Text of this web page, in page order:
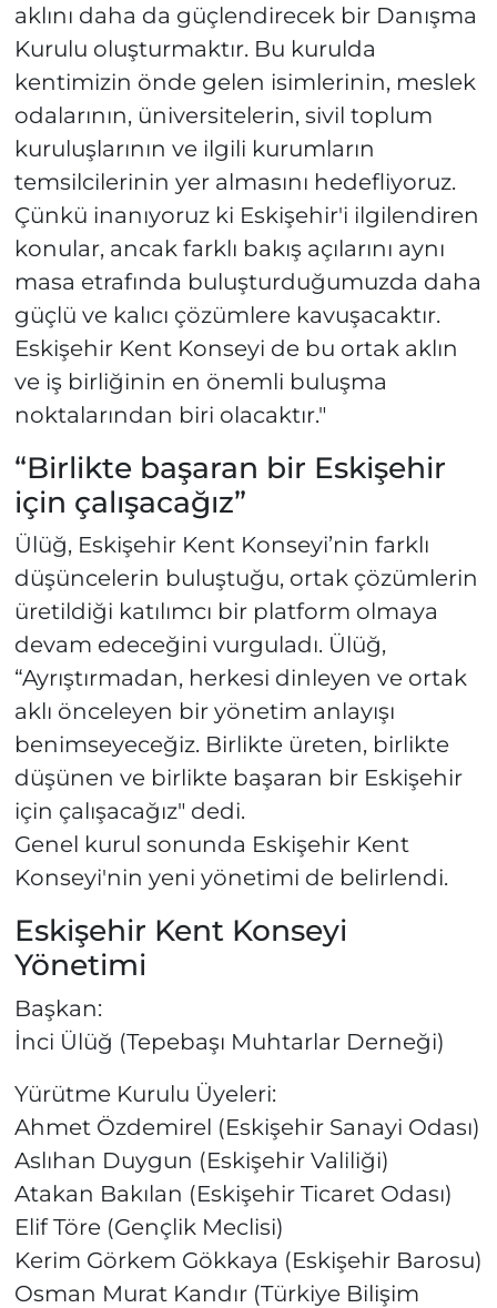
aklını daha da güçlendirecek bir Danışma
Kurulu oluşturmaktır. Bu kurulda
kentimizin önde gelen isimlerinin, meslek
odalarının, üniversitelerin, sivil toplum
kuruluşlarının ve ilgili kurumların
temsilcilerinin yer almasını hedefliyoruz.
Çünkü inanıyoruz ki Eskişehir'i ilgilendiren
konular, ancak farklı bakış açılarını aynı
masa etrafında buluşturduğumuzda daha
güçlü ve kalıcı çözümlere kavuşacaktır.
Eskişehir Kent Konseyi de bu ortak aklın
ve iş birliğinin en önemli buluşma
noktalarından biri olacaktır."
“Birlikte başaran bir Eskişehir
için çalışacağız”
Ülüğ, Eskişehir Kent Konseyi’nin farklı
düşüncelerin buluştuğu, ortak çözümlerin
üretildiği katılımcı bir platform olmaya
devam edeceğini vurguladı. Ülüğ,
“Ayrıştırmadan, herkesi dinleyen ve ortak
aklı önceleyen bir yönetim anlayışı
benimseyeceğiz. Birlikte üreten, birlikte
düşünen ve birlikte başaran bir Eskişehir
için çalışacağız" dedi.
Genel kurul sonunda Eskişehir Kent
Konseyi'nin yeni yönetimi de belirlendi.
Eskişehir Kent Konseyi
Yönetimi
Başkan:
İnci Ülüğ (Tepebaşı Muhtarlar Derneği)
Yürütme Kurulu Üyeleri:
Ahmet Özdemirel (Eskişehir Sanayi Odası)
Aslıhan Duygun (Eskişehir Valiliği)
Atakan Bakılan (Eskişehir Ticaret Odası)
Elif Töre (Gençlik Meclisi)
Kerim Görkem Gökkaya (Eskişehir Barosu)
Osman Murat Kandır (Türkiye Bilişim